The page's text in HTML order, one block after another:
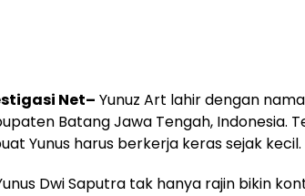
Net– Yunuz Art lahir dengan
Batang Jawa Tengah, Indonesia.
Yunus harus berkerja keras sejak kecil.
Dwi Saputra tak hanya rajin bikin